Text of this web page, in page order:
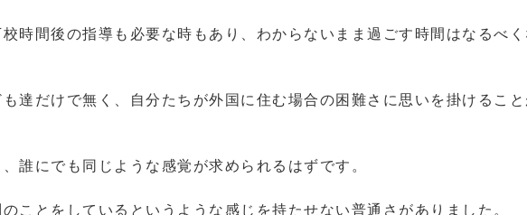
時間後の指導も必要な時もあり、わからないまま過ごす時間はなるべく
達だけで無く、自分たちが外国に住む場合の困難さに思いを掛けるこ
誰にでも同じような感覚が求められるはずです。
ことをしているというような感じを持たせない普通さがありました。